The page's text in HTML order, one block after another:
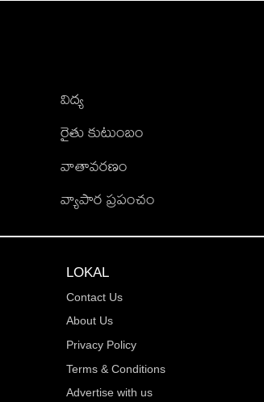
విద్య
రైతు కుటుంబం
వాతావరణం
వ్యాపార ప్రపంచం
LOKAL
Contact Us
About Us
Privacy Policy
Terms & Conditions
Advertise with us